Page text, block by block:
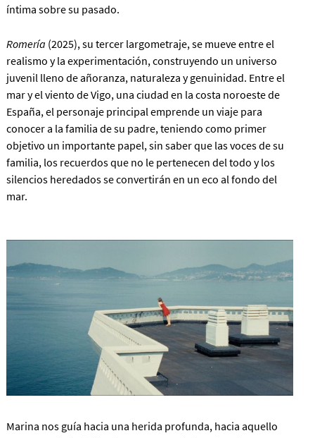
íntima sobre su pasado.
Romería (2025), su tercer largometraje, se mueve entre el
realismo y la experimentación, construyendo un universo
juvenil lleno de añoranza, naturaleza y genuinidad. Entre el
mar y el viento de Vigo, una ciudad en la costa noroeste de
España, el personaje principal emprende un viaje para
conocer a la familia de su padre, teniendo como primer
objetivo un importante papel, sin saber que las voces de su
familia, los recuerdos que no le pertenecen del todo y los
silencios heredados se convertirán en un eco al fondo del
mar.
Marina nos guía hacia una herida profunda, hacia aquello